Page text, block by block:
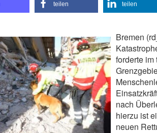
teilen teilen
Bremen
forderte im
nach
hierzu ist
neuen